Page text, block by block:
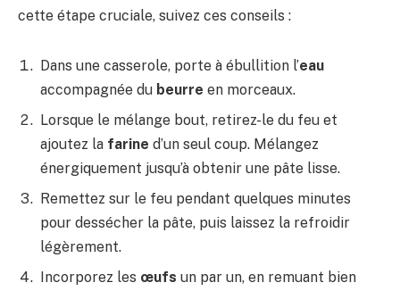
cette étape cruciale, suivez ces conseils :
Dans une casserole, porte à ébullition l’eau
accompagnée du beurre en morceaux.
Lorsque le mélange bout, retirez-le du feu et
ajoutez la farine d’un seul coup. Mélangez
énergiquement jusqu’à obtenir une pâte lisse.
Remettez sur le feu pendant quelques minutes
pour dessécher la pâte, puis laissez la refroidir
légèrement.
Incorporez les œufs un par un, en remuant bien